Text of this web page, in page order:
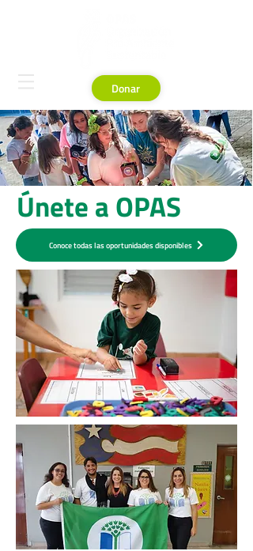
Donar
Únete a OPAS
Conoce todas las oportunidades disponibles